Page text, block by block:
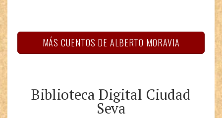
MÁS CUENTOS DE ALBERTO MORAVIA
Biblioteca Digital Ciudad
Seva